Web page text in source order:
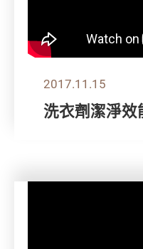
2017.11.15
洗衣劑潔淨效